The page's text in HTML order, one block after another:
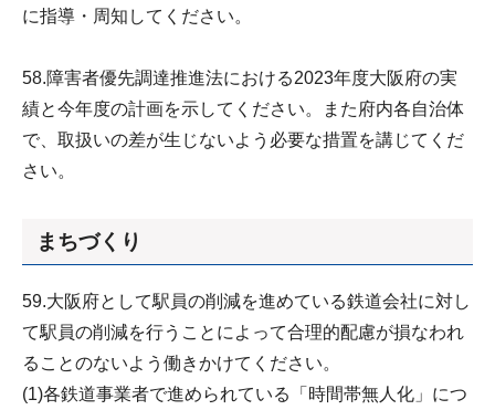
に指導・周知してください。
58.障害者優先調達推進法における2023年度大阪府の実
績と今年度の計画を示してください。また府内各自治体
で、取扱いの差が生じないよう必要な措置を講じてくだ
さい。
まちづくり
59.大阪府として駅員の削減を進めている鉄道会社に対し
て駅員の削減を行うことによって合理的配慮が損なわれ
ることのないよう働きかけてください。
(1)各鉄道事業者で進められている「時間帯無人化」につ